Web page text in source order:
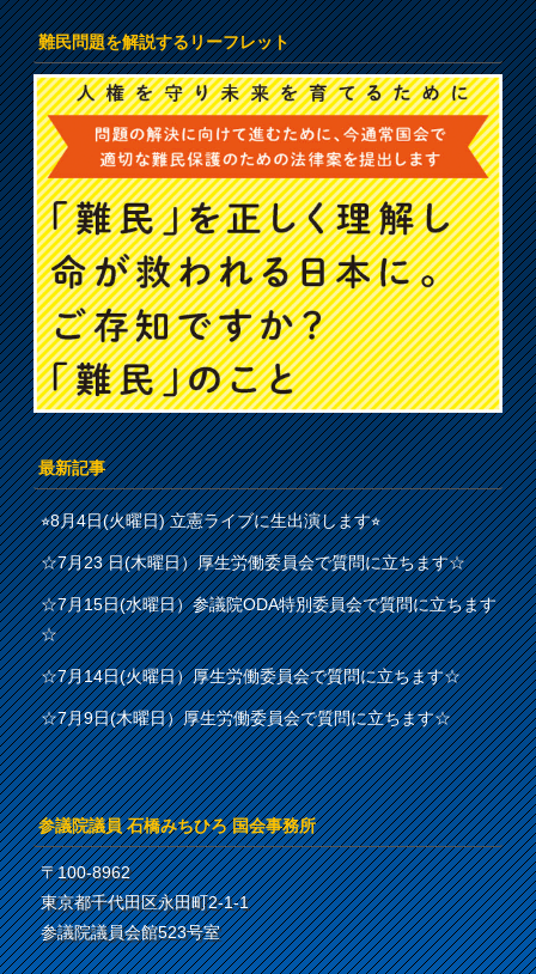
難民問題を解説するリーフレット
最新記事
⭐︎8月4日(火曜日) 立憲ライブに生出演します⭐︎
☆7月23 日(木曜日）厚生労働委員会で質問に立ちます☆
☆7月15日(水曜日）参議院ODA特別委員会で質問に立ちます
☆
☆7月14日(火曜日）厚生労働委員会で質問に立ちます☆
☆7月9日(木曜日）厚生労働委員会で質問に立ちます☆
参議院議員 石橋みちひろ 国会事務所
〒100-8962
東京都千代田区永田町2-1-1
参議院議員会館523号室